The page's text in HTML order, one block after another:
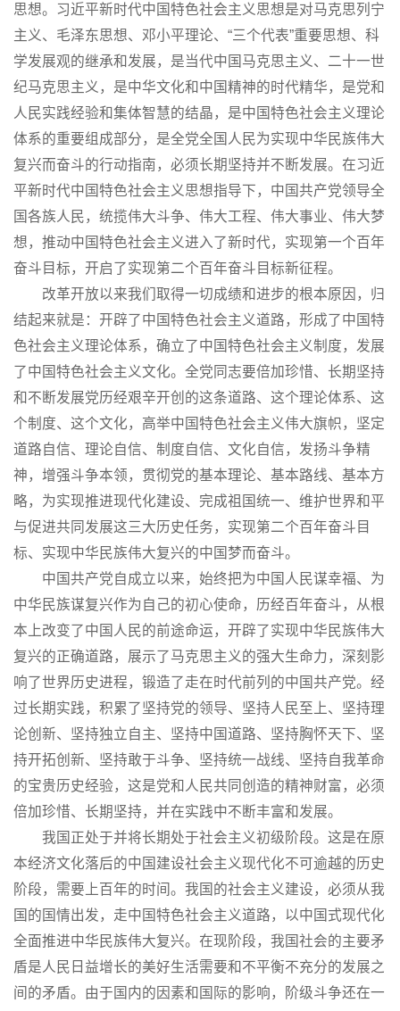
思想。习近平新时代中国特色社会主义思想是对马克思列宁
主义、毛泽东思想、邓小平理论、“三个代表”重要思想、科
学发展观的继承和发展，是当代中国马克思主义、二十一世
纪马克思主义，是中华文化和中国精神的时代精华，是党和
人民实践经验和集体智慧的结晶，是中国特色社会主义理论
体系的重要组成部分，是全党全国人民为实现中华民族伟大
复兴而奋斗的行动指南，必须长期坚持并不断发展。在习近
平新时代中国特色社会主义思想指导下，中国共产党领导全
国各族人民，统揽伟大斗争、伟大工程、伟大事业、伟大梦
想，推动中国特色社会主义进入了新时代，实现第一个百年
奋斗目标，开启了实现第二个百年奋斗目标新征程。
改革开放以来我们取得一切成绩和进步的根本原因，归
结起来就是：开辟了中国特色社会主义道路，形成了中国特
色社会主义理论体系，确立了中国特色社会主义制度，发展
了中国特色社会主义文化。全党同志要倍加珍惜、长期坚持
和不断发展党历经艰辛开创的这条道路、这个理论体系、这
个制度、这个文化，高举中国特色社会主义伟大旗帜，坚定
道路自信、理论自信、制度自信、文化自信，发扬斗争精
神，增强斗争本领，贯彻党的基本理论、基本路线、基本方
略，为实现推进现代化建设、完成祖国统一、维护世界和平
与促进共同发展这三大历史任务，实现第二个百年奋斗目
标、实现中华民族伟大复兴的中国梦而奋斗。
中国共产党自成立以来，始终把为中国人民谋幸福、为
中华民族谋复兴作为自己的初心使命，历经百年奋斗，从根
本上改变了中国人民的前途命运，开辟了实现中华民族伟大
复兴的正确道路，展示了马克思主义的强大生命力，深刻影
响了世界历史进程，锻造了走在时代前列的中国共产党。经
过长期实践，积累了坚持党的领导、坚持人民至上、坚持理
论创新、坚持独立自主、坚持中国道路、坚持胸怀天下、坚
持开拓创新、坚持敢于斗争、坚持统一战线、坚持自我革命
的宝贵历史经验，这是党和人民共同创造的精神财富，必须
倍加珍惜、长期坚持，并在实践中不断丰富和发展。
我国正处于并将长期处于社会主义初级阶段。这是在原
本经济文化落后的中国建设社会主义现代化不可逾越的历史
阶段，需要上百年的时间。我国的社会主义建设，必须从我
国的国情出发，走中国特色社会主义道路，以中国式现代化
全面推进中华民族伟大复兴。在现阶段，我国社会的主要矛
盾是人民日益增长的美好生活需要和不平衡不充分的发展之
间的矛盾。由于国内的因素和国际的影响，阶级斗争还在一